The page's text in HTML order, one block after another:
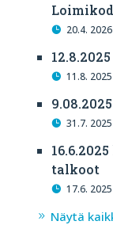
20.4. 2026
11.8. 2025
31.7. 2025
talkoot
17.6. 2025
Näytä